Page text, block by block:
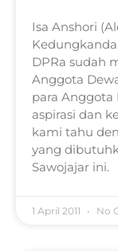
Isa Anshori
DPRa sudah
Anggota
para
aspirasi dan
kami tahu
yang
Sawojajar ini.
1 April 2011 No